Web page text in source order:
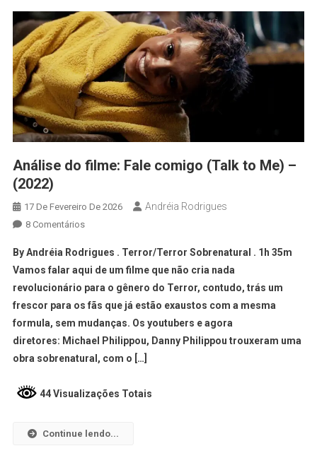
Análise do filme: Fale comigo (Talk to Me) –
(2022)
17 De Fevereiro De 2026 Andréia Rodrigues
8 Comentários
By Andréia Rodrigues . Terror/Terror Sobrenatural . 1h 35m
Vamos falar aqui de um filme que não cria nada
revolucionário para o gênero do Terror, contudo, trás um
frescor para os fãs que já estão exaustos com a mesma
formula, sem mudanças. Os youtubers e agora
diretores: Michael Philippou, Danny Philippou trouxeram uma
obra sobrenatural, com o […]
44 Visualizações Totais
Continue lendo...